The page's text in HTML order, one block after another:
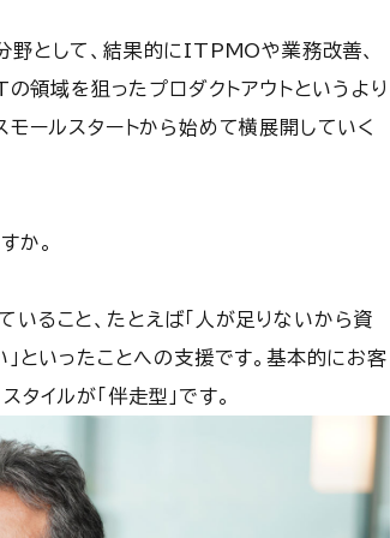
野として、結果的にITPMOや業務改善、
領域を狙ったプロダクトアウトというより
モールスタートから始めて横展開していく
か。
ること、たとえば「人が足りないから資
といったことへの支援です。基本的にお客
イルが「伴走型」です。